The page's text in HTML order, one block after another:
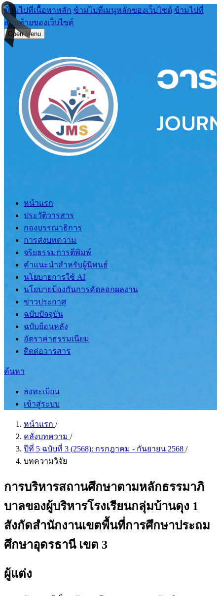
ข้ามไปที่เนื้อหาหลัก ข้ามไปที่เมนูหลักของเว็บไซต์ ข้ามไปที่
ส่วนท้ายของเว็บไซต์
Open Menu
หน้าแรก
ประวัติวารสาร
กองบรรณาธิการ
การส่งบทความ
จริยธรรมการตีพิมพ์
คำแนะนำสำหรับผู้นิพนธ์
นโยบายการใช้ AI
นโยบายป้องกันการคัดลอกผลงาน
ข่าวประกาศ
ฉบับปัจจุบัน
ฉบับย้อนหลัง
อัตราค่าธรรมเนียม
ติดต่อวารสาร
ค้นหา
ลงทะเบียน
เข้าสู่ระบบ
หน้าแรก /
คลังบทความ /
ปีที่ 5 ฉบับที่ 3 (2568): กรกฎาคม - กันยายน 2568 /
บทความวิจัย
การบริหารสถานศึกษาตามหลักธรรมาภิ
บาลของผู้บริหารโรงเรียนกลุ่มบ้านดุง 1
สังกัดสำนักงานเขตพื้นที่การศึกษาประถม
ศึกษาอุดรธานี เขต 3
ผู้แต่ง